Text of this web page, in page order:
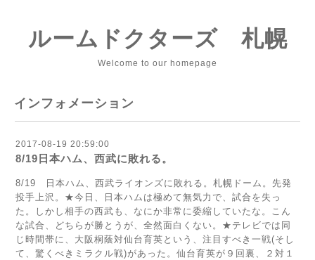
ルームドクターズ 札幌
Welcome to our homepage
インフォメーション
2017-08-19 20:59:00
8/19日本ハム、西武に敗れる。
8/19 日本ハム、西武ライオンズに敗れる。札幌ドーム。先発
投手上沢。★今日、日本ハムは極めて無気力で、試合を失っ
た。しかし相手の西武も、なにか非常に委縮していたな。こん
な試合、どちらが勝とうが、全然面白くない。★テレビでは同
じ時間帯に、大阪桐蔭対仙台育英という、注目すべき一戦(そし
て、驚くべきミラクル戦)があった。仙台育英が９回裏、２対１